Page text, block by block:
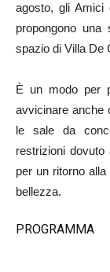
agosto, gli Amici
propongono
spazio di Villa De
È un modo per
avvicinare anche
le sale da
restrizioni dovuto
per un ritorno
bellezza.
PROGRAMMA